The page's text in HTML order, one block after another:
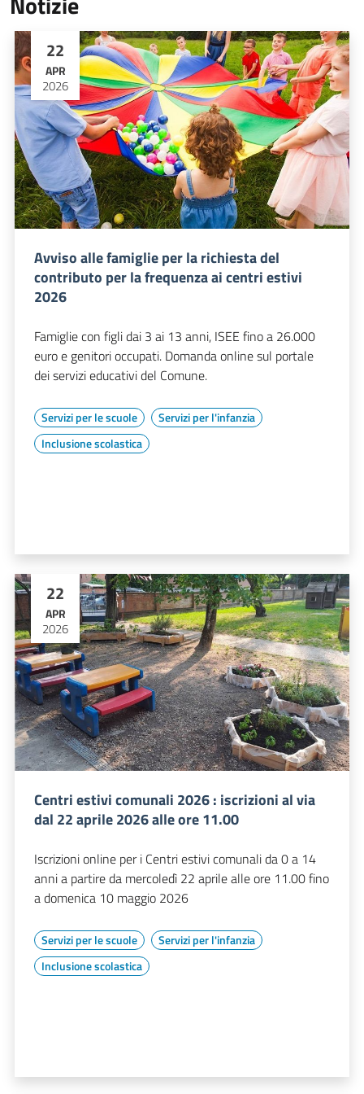
22
APR
2026
Avviso alle famiglie per la richiesta del
contributo per la frequenza ai centri estivi
2026
Famiglie con figli dai 3 ai 13 anni, ISEE fino a 26.000
euro e genitori occupati. Domanda online sul portale
dei servizi educativi del Comune.
Servizi per le scuole
Servizi per l'infanzia
Inclusione scolastica
22
APR
2026
Centri estivi comunali 2026 : iscrizioni al via
dal 22 aprile 2026 alle ore 11.00
Iscrizioni online per i Centri estivi comunali da 0 a 14
anni a partire da mercoledì 22 aprile alle ore 11.00 fino
a domenica 10 maggio 2026
Servizi per le scuole
Servizi per l'infanzia
Inclusione scolastica